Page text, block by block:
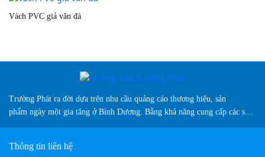
Vách PVC giả vân đá
Trường Phát ra đời dựa trên nhu cầu quảng cáo thương hiệu, sản
phẩm ngày một gia tăng ở Bình Dương. Bằng khả năng cung cấp các sản
Thông tin liên hệ